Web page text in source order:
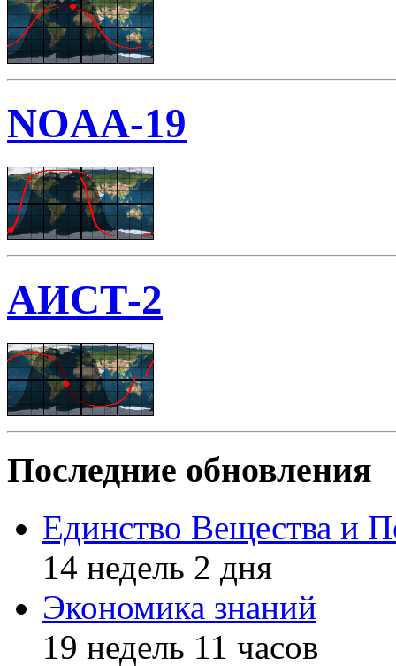
NOAA-19
АИСТ-2
Последние обновления
Единство Вещества и
14 недель 2 дня
Экономика знаний
19 недель 11 часов